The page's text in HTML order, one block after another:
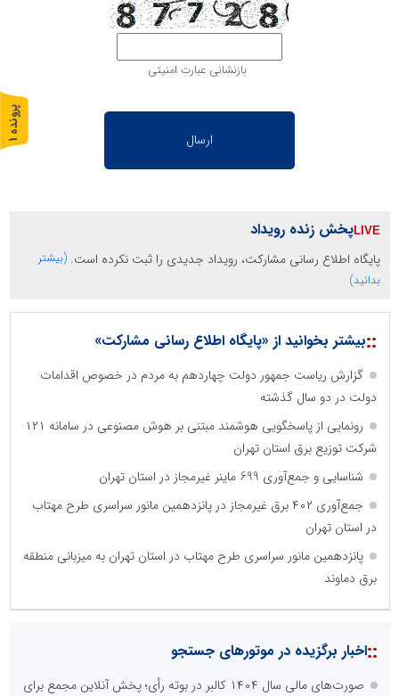
بازنشانی عبارت امنیتی
پخش زنده رویداد
پایگاه اطلاع رسانی مشارکت، رویداد جدیدی را ثبت نکرده است. (بیشتر
بدانید)
::بیشتر بخوانید از «پایگاه اطلاع رسانی مشارکت»
گزارش ریاست جمهور دولت چهاردهم به مردم در خصوص اقدامات
دولت در دو سال گذشته
رونمایی از پاسخگویی هوشمند مبتنی بر هوش مصنوعی در سامانه ۱۲۱
شرکت توزیع برق استان تهران
شناسایی و جمع‌آوری 699 ماینر غیرمجاز در استان تهران
جمع‌آوری ۴۰۲ برق غیرمجاز در پانزدهمین مانور سراسری طرح مهتاب
در استان تهران
پانزدهمین مانور سراسری طرح مهتاب در استان تهران به میزبانی منطقه
برق دماوند
::اخبار برگزیده در موتورهای جستجو
صورت‌های مالی سال ۱۴۰۴ کالبر در بوته رأی؛ پخش آنلاین مجمع برای
پ
ر
و
ن
د
ه
1